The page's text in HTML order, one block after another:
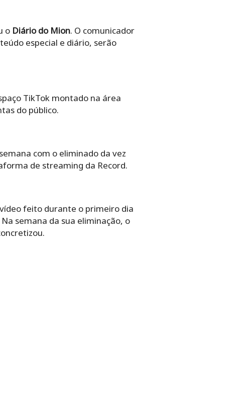
o Diário do Mion. O comunicador
especial e diário, serão
TikTok montado na área
do público.
com o eliminado da vez
de streaming da Record.
feito durante o primeiro dia
semana da sua eliminação, o